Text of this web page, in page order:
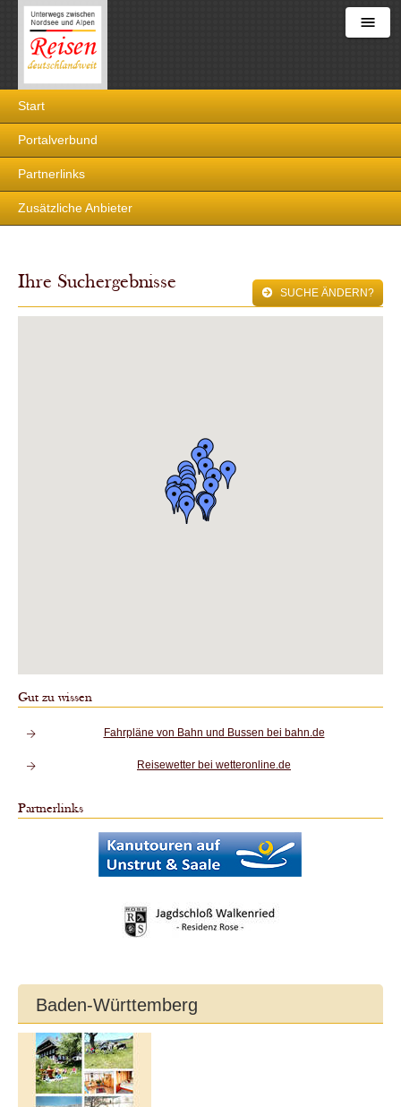
deutschlandweit
Start
Portalverbund
Partnerlinks
Zusätzliche Anbieter
Ihre Suchergebnisse SUCHE ÄNDERN?
Gut zu wissen
Fahrpläne von Bahn und Bussen bei bahn.de
Reisewetter bei wetteronline.de
Partnerlinks
Baden-Württemberg